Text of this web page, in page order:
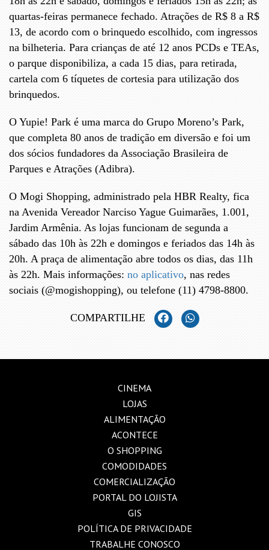
quartas-feiras permanece fechado. Atrações de R$ 8 a R$
13, de acordo com o brinquedo escolhido, com ingressos
na bilheteria. Para crianças de até 12 anos PCDs e TEAs,
o parque disponibiliza, a cada 15 dias, para retirada,
cartela com 6 tíquetes de cortesia para utilização dos
brinquedos.
O Yupie! Park é uma marca do Grupo Moreno’s Park,
que completa 80 anos de tradição em diversão e foi um
dos sócios fundadores da Associação Brasileira de
Parques e Atrações (Adibra).
O Mogi Shopping, administrado pela HBR Realty, fica
na Avenida Vereador Narciso Yague Guimarães, 1.001,
Jardim Armênia. As lojas funcionam de segunda a
sábado das 10h às 22h e domingos e feriados das 14h às
20h. A praça de alimentação abre todos os dias, das 11h
às 22h. Mais informações: no aplicativo, nas redes
sociais (@mogishopping), ou telefone (11) 4798-8800.
COMPARTILHE
CINEMA
LOJAS
ALIMENTAÇÃO
ACONTECE
O SHOPPING
COMODIDADES
COMERCIALIZAÇÃO
PORTAL DO LOJISTA
GIS
POLÍTICA DE PRIVACIDADE
TRABALHE CONOSCO